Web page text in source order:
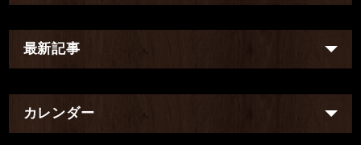
最新記事
カレンダー